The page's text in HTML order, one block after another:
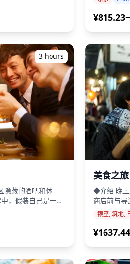
请在预订时
![]
(https://
![]
(https://
![]
(https://
![]
(https://
的摄影师。 😊 预订
交付，您可以选择
色。 让我们
！ ◆ 重要信
交付的照片数量可
3天预报拍摄地点有
种选择：(1)重新安
取消拍摄。 ![]
摄影项目
的地。由高
我们您喜欢的地点！）
进行，最
文/韩语的摄影师。 原始100
内交付，
付。修饰
情绪和颜色。 让我们通过我们的摄影服
日本的特别时刻！ 重要信息：
会面时间，
如果在预
摄当天意外
间，(2)更改
(https://
(https://
![]
(https://
![]
(https://
![]
![]
![]
(https://
¥815.23~
3 hours
隐藏的酒吧和休
，假装自己是一名
倒一杯饮料，因为
为吃饭、喝酒和社
名办公室职员一起
子火锅"、生鱼片
当地导游以及指定的
美食之
◆介绍 晚上
商店前与导游会面。 在接
探索当地
人知的魅力，
于铁轨下方
灯和诱人香气的狭
屋享用五串烤串和
银座, 筑地,